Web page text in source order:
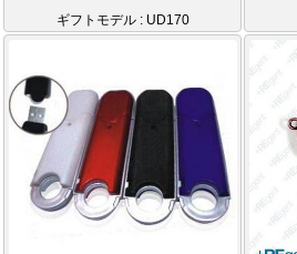
ギフトモデル : UD170